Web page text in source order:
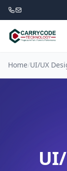
Home/UI/UX